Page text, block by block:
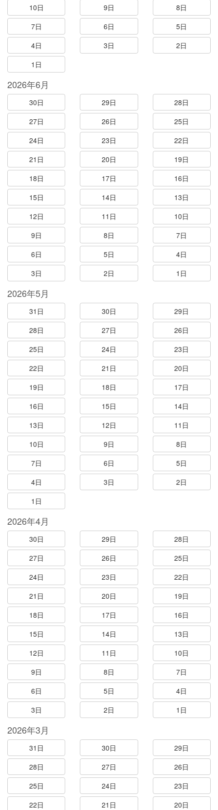
10日
9日
8日
7日
6日
5日
4日
3日
2日
1日
2026年6月
30日 29日
28日
27日
26日
25日
24日
23日
22日
21日
20日
19日
18日
17日
16日
15日
14日
13日
12日
11日
10日
9日
8日
7日
6日
5日
4日
3日
2日 1日
2026年5月
31日 30日
29日
28日
27日
26日
25日
24日
23日
22日
21日
20日
19日
18日
17日
16日
15日
14日
13日
12日
11日
10日
9日
8日
7日
6日
5日
4日
3日
2日
1日
2026年4月
30日 29日
28日
27日
26日
25日
24日
23日
22日
21日
20日
19日
18日
17日
16日
15日
14日
13日
12日
11日
10日
9日
8日
7日
6日
5日
4日
3日
2日 1日
2026年3月
31日 30日
29日
28日
27日
26日
25日
24日
23日
22日
21日
20日